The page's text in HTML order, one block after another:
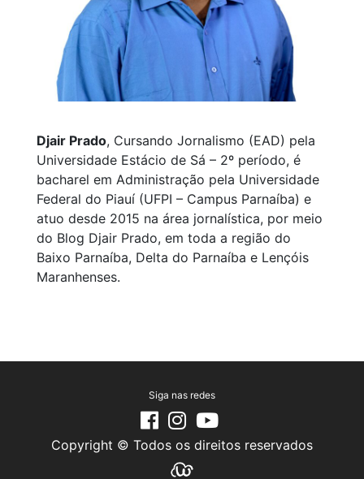
Djair Prado, Cursando Jornalismo (EAD) pela
Universidade Estácio de Sá – 2º período, é
bacharel em Administração pela Universidade
Federal do Piauí (UFPI – Campus Parnaíba) e
atuo desde 2015 na área jornalística, por meio
do Blog Djair Prado, em toda a região do
Baixo Parnaíba, Delta do Parnaíba e Lençóis
Maranhenses.
Siga nas redes
Copyright © Todos os direitos reservados